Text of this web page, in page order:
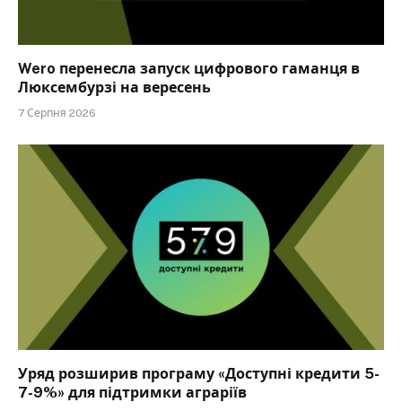
Wero перенесла запуск цифрового гаманця в
Люксембурзі на вересень
7 Серпня 2026
Уряд розширив програму «Доступні кредити 5-
7-9%» для підтримки аграріїв